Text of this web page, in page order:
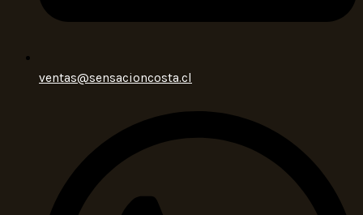
ventas@sensacioncosta.cl